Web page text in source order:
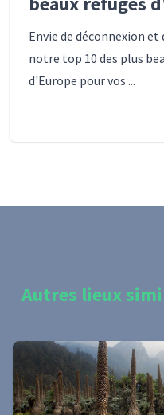
Envie de déconnexion et
notre top 10 des plus
d'Europe pour vos ...
Autres lieux